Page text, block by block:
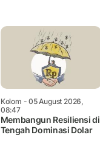
Kolom - 05 August 2026,
08:47
Membangun Resiliensi di
Tengah Dominasi Dolar